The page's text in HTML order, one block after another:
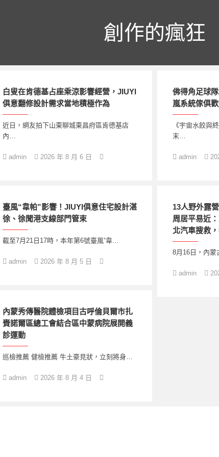
創作的瘋狂
白叟在肯德基占座乘涼影響經營，JIUYI
俱意翻修設計需求當地積極作為
近日，網友拍下山東聊城東昌府區肯德基店
內…
admin 2026 年 8 月 6 日
佛得角足球
嵐系統傢俱
《宇宙水餃與
末…
admin
臺風“韋帕”影響！JIUYI俱意住宅設計湛
徐、徐聞港支線部門管束
截至7月21日17時，本年第6號臺風“韋…
admin 2026 年 8 月 5 日
13人野外露
周居平易近
北汽車搜救
8月16日，內
admin
內蒙秀傳醫院體檢項目古呼倫貝爾市扎
賚諾爾區總工會結合區中蒙病院展開義
診運動
巡檢推薦 健檢推薦 牛土豪見狀，立刻將身…
admin 2026 年 8 月 4 日